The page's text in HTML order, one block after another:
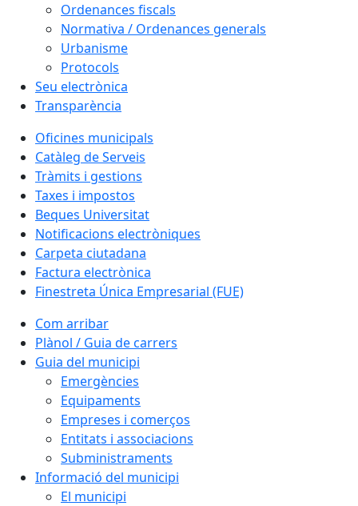
Ordenances fiscals
Normativa / Ordenances generals
Urbanisme
Protocols
Seu electrònica
Transparència
Oficines municipals
Catàleg de Serveis
Tràmits i gestions
Taxes i impostos
Beques Universitat
Notificacions electròniques
Carpeta ciutadana
Factura electrònica
Finestreta Única Empresarial (FUE)
Com arribar
Plànol / Guia de carrers
Guia del municipi
Emergències
Equipaments
Empreses i comerços
Entitats i associacions
Subministraments
Informació del municipi
El municipi